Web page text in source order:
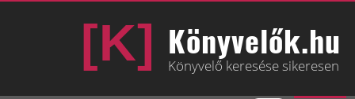
Könyvelők.hu
Könyvelő keresése sikeresen